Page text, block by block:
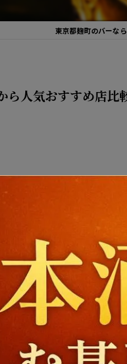
東京都麹町のバーな
ら人気おすすめ店